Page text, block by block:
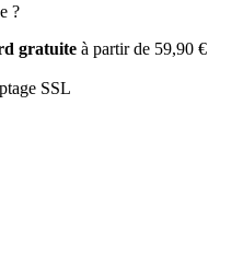
?
gratuite à partir de 59,90 €
SSL